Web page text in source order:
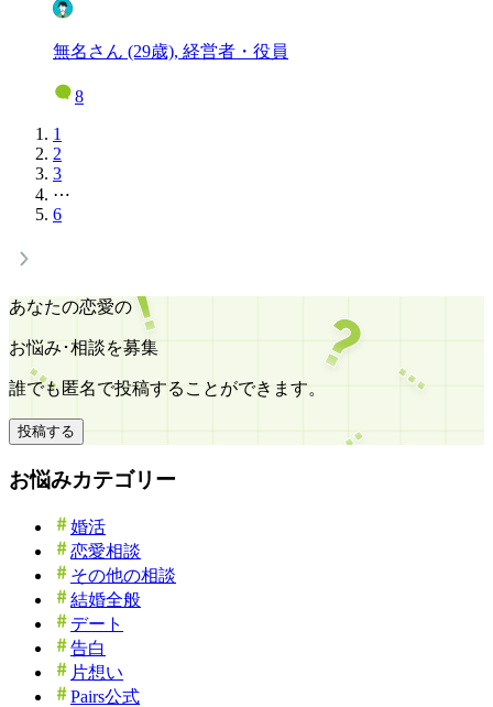
無名さん (29歳), 経営者・役員
8
1
2
3
⋯
6
あなたの恋愛の
お悩み･相談を募集
誰でも匿名で投稿することができます。
投稿する
お悩みカテゴリー
婚活
恋愛相談
その他の相談
結婚全般
デート
告白
片想い
Pairs公式